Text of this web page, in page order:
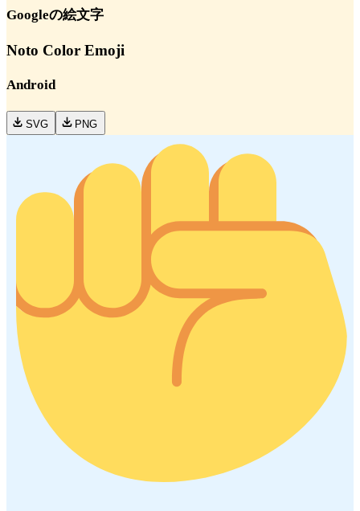
Googleの絵文字
Noto Color Emoji
Android
SVG PNG